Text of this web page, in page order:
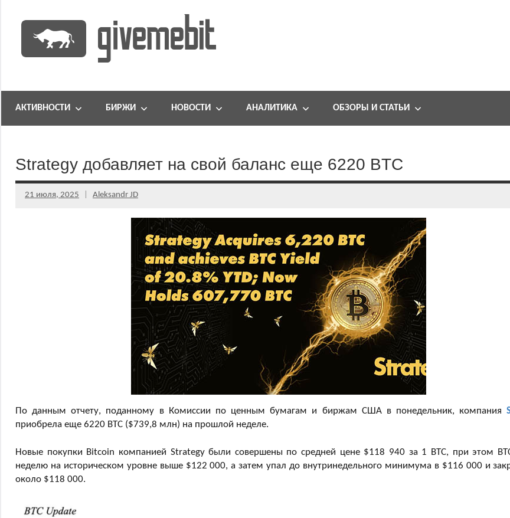
содержимому
GiveMeBit.com
портал
АКТИВНОСТИ БИРЖИ НОВОСТИ АНАЛИТИКА ОБЗОРЫ И СТАТЬИ
Strategy добавляет на свой баланс еще 6220 BTC
21 июля, 2025 Aleksandr JD
По данным отчету, поданному в Комиссии по ценным бумагам и биржам США в понедельник, компания
приобрела еще 6220 BTC ($739,8 млн) на прошлой неделе.
Новые покупки Bitcoin компанией Strategy были совершены по средней цене $118 940 за 1 BTC, при этом
неделю на историческом уровне выше $122 000, а затем упал до внутринедельного минимума в $116 000 и
около $118 000.